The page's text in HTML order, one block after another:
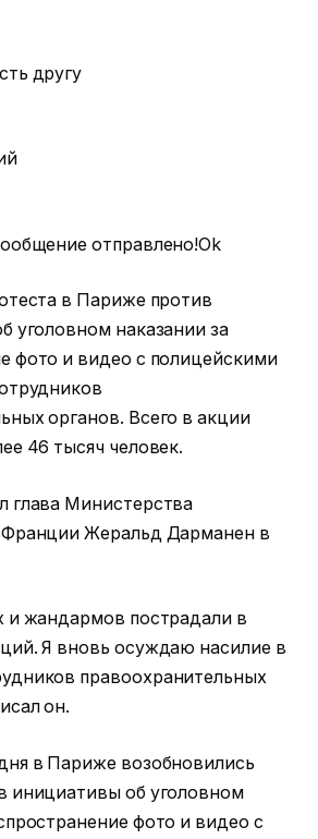
другу
отправлено!Ok
в Париже против
уголовном наказании за
фото и видео с полицейскими
органов. Всего в акции
46 тысяч человек.
глава Министерства
Франции Жеральд Дарманен в
и жандармов пострадали в
Я вновь осуждаю насилие в
правоохранительных
он.
в Париже возобновились
инициативы об уголовном
фото и видео с